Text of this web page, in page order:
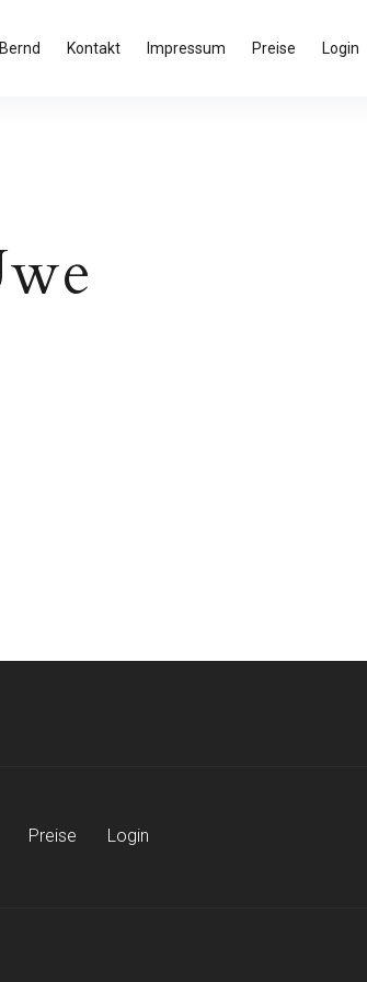
Bernd Kontakt Impressum Preise Login
Preise Login